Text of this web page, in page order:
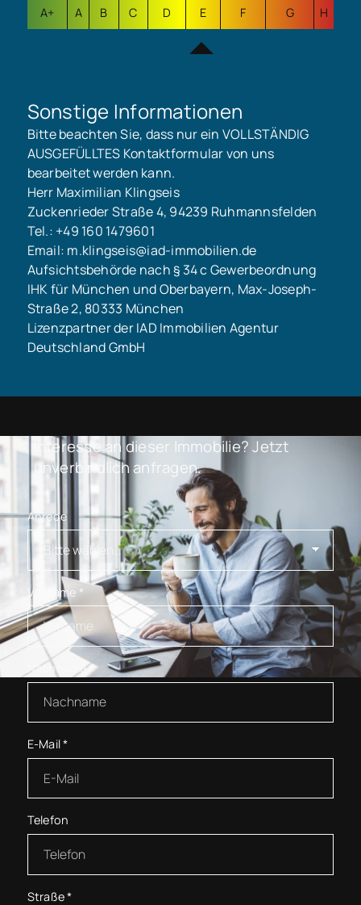
A+ A B C D E F G H
Sonstige Informationen
Bitte beachten Sie, dass nur ein VOLLSTÄNDIG
AUSGEFÜLLTES Kontaktformular von uns
bearbeitet werden kann.
Herr Maximilian Klingseis
Zuckenrieder Straße 4, 94239 Ruhmannsfelden
Tel.: +49 160 1479601
Email: m.klingseis@iad-immobilien.de
Aufsichtsbehörde nach § 34 c Gewerbeordnung
IHK für München und Oberbayern, Max-Joseph-
Straße 2, 80333 München
Lizenzpartner der IAD Immobilien Agentur
Deutschland GmbH
Interesse an dieser Immobilie? Jetzt
unverbindlich anfragen.
Anrede
Vorname *
Nachname*
E-Mail*
Telefon
Straße*